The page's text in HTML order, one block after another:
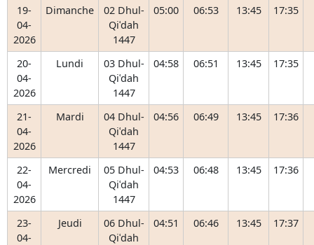
19-
04-
2026
Dimanche
02 Dhul-
Qiʿdah
1447
05:00 06:53 13:45 17:35
20-
04-
2026
Lundi
03 Dhul-
Qiʿdah
1447
04:58 06:51 13:45 17:35
21-
04-
2026
Mardi
04 Dhul-
Qiʿdah
1447
04:56 06:49 13:45 17:36
22-
04-
2026
Mercredi
05 Dhul-
Qiʿdah
1447
04:53 06:48 13:45 17:36
23-
04-
Jeudi
06 Dhul-
Qiʿdah
04:51 06:46 13:45 17:37